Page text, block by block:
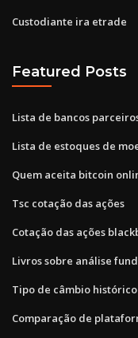
Custodiante ira etrade
Featured Posts
Lista de bancos
Lista de estoques de
Quem aceita bitcoin
Tsc cotação das ações
Cotação das ações
Livros sobre análise
Tipo de câmbio histórico
Comparação de